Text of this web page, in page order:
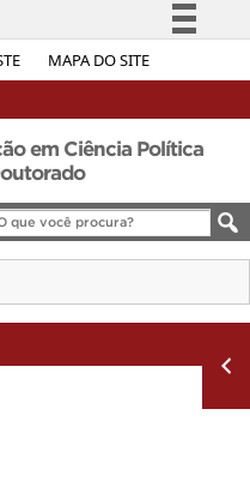
MAPA DO SITE
Simplifique!
Acesso à informação
Legislação
Canais
em Ciência Política